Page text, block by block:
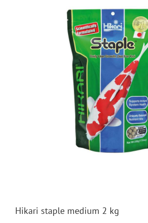
Hikari staple medium 2 kg